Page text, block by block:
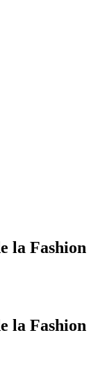
la Fashion
la Fashion